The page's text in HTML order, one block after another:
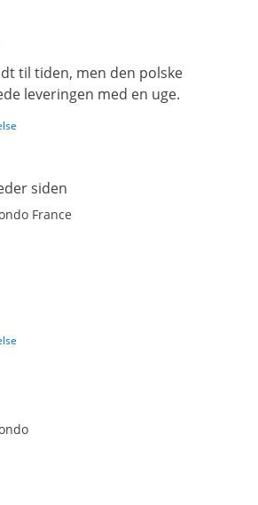
til tiden, men den polske
leveringen med en uge.
siden
France